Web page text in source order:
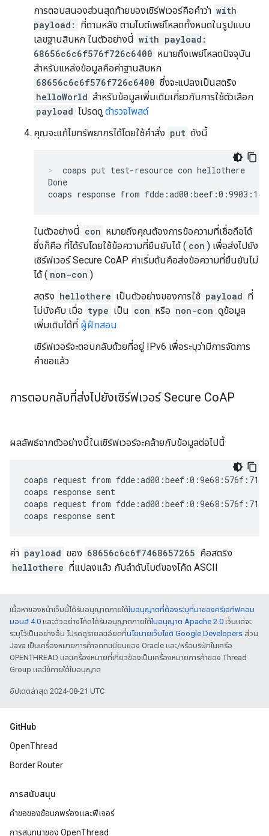
การตอบสนองส่วนสุดท้ายของเซิร์ฟเวอร์คือคำว่า with
payload:
ที่ตามหลัง ตามไบต์เพย์โหลดทั้งหมดในรูปแบบ
เลขฐานสิบหก ในตัวอย่างนี้ with payload:
68656c6c6f576f726c6400 หมายถึงเพย์โหลดปัจจุบัน
สำหรับแหล่งข้อมูลคือค่าฐานสิบหก
68656c6c6f576f726c6400 ซึ่งจะแปลงเป็นสตริง
helloWorld สำหรับข้อมูลเพิ่มเติมเกี่ยวกับการใช้ตัวเลือก
payload โปรดดู ตำรวจโพสต์
คุณจะแก้ไขทรัพยากรได้โดยใช้คำสั่ง put ดังนี้
coaps put test-resource con hellothere
Done
ในตัวอย่างนี้ con หมายถึงคุณต้องการข้อความที่เชื่อถือได้
ซึ่งก็คือ ที่ได้รับโดยใช้ข้อความที่ยืนยันได้ ( con ) เพื่อส่งไปยัง
เซิร์ฟเวอร์ Secure CoAP ค่าเริ่มต้นคือส่งข้อความที่ยืนยันไม่
ได้ ( non-con )
สตริง hellothere เป็นตัวอย่างของการใช้ payload ที่
ไม่บังคับ เมื่อ type เป็น con หรือ non-con ดูข้อมูล
เพิ่มเติมได้ที่ ผู้ฝึกสอน
เซิร์ฟเวอร์จะตอบกลับด้วยที่อยู่ IPv6 เพื่อระบุว่ามีการจัดการ
คำขอแล้ว
การตอบกลับที่ส่งไปยังเซิร์ฟเวอร์ Secure CoAP
ผลลัพธ์จากตัวอย่างนี้ในเซิร์ฟเวอร์จะคล้ายกับข้อมูลต่อไปนี้
coaps request from
coaps response sent
coaps request from
ค่า payload ของ 68656c6c6f7468657265 คือสตริง
hellothere ที่แปลงแล้ว กับลำดับไบต์ของโค้ด ASCII
เนื้อหาของหน้าเว็บนี้ได้รับอนุญาตภายใต้ใบอนุญาตที่ต้องระบุที่มาของครีเอทีฟคอม
มอนส์ 4.0 และตัวอย่างโค้ดได้รับอนุญาตภายใต้ใบอนุญาต Apache 2.0 เว้นแต่จะ
ระบุไว้เป็นอย่างอื่น โปรดดูรายละเอียดที่นโยบายเว็บไซต์ Google Developers ส่วน
Java เป็นเครื่องหมายการค้าจดทะเบียนของ Oracle และ/หรือบริษัทในเครือ
OPENTHREAD และเครื่องหมายที่เกี่ยวข้องเป็นเครื่องหมายการค้าของ Thread
Group และใช้ภายใต้ใบอนุญาต
อัปเดตล่าสุด 2024-08-21 UTC
GitHub
OpenThread
Border Router
การสนับสนุน
คำขอของข้อบกพร่องและฟีเจอร์
การสนทนาของ OpenThread